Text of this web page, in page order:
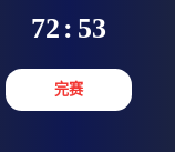
2026-07-08 20:40
72 :